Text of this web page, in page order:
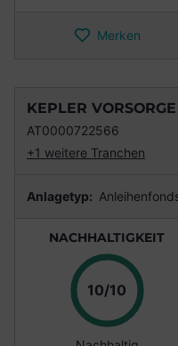
Merken
KEPLER
AT0000722566
+1 weitere Tranchen
Anlagetyp:
NACHHALTIGKEIT
10/10 Punkte